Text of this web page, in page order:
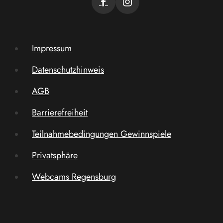
Impressum
Datenschutzhinweis
AGB
Barrierefreiheit
Teilnahmebedingungen Gewinnspiele
Privatsphäre
Webcams Regensburg